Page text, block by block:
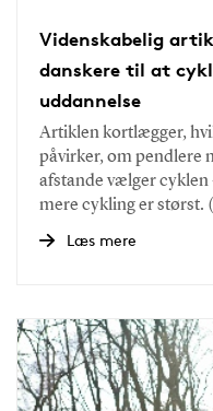
Videnskabelig
danskere til at
uddannelse
Artiklen kortlægger,
påvirker, om pendlere
afstande vælger
mere cykling er størst.
Læs mere